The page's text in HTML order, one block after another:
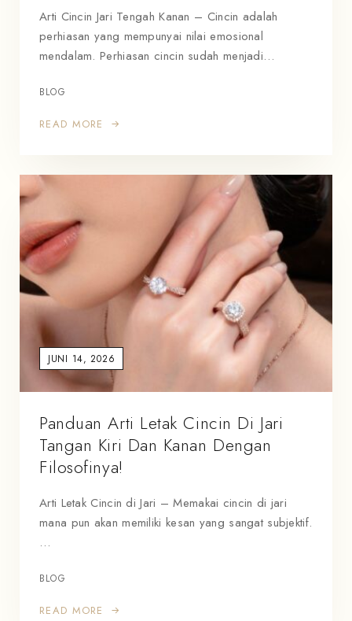
Arti Cincin Jari Tengah Kanan – Cincin adalah
perhiasan yang mempunyai nilai emosional
mendalam. Perhiasan cincin sudah menjadi…
BLOG
READ MORE
JUNI 14, 2026
Panduan Arti Letak Cincin Di Jari
Tangan Kiri Dan Kanan Dengan
Filosofinya!
Arti Letak Cincin di Jari – Memakai cincin di jari
mana pun akan memiliki kesan yang sangat subjektif.
…
BLOG
READ MORE